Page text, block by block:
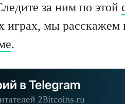
за ним по этой
играх, мы
.